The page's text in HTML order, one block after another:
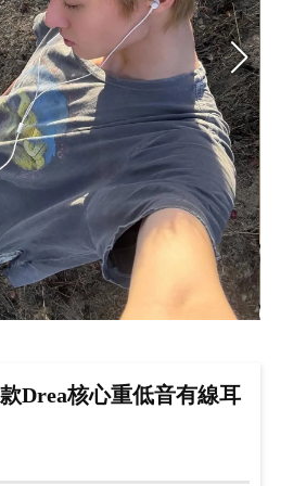
Drea核心重低音有線耳